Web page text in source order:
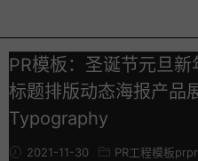
PR模板：圣诞节元旦
标题排版动态海报产品
Typography
2021-11-30 PR工程模板